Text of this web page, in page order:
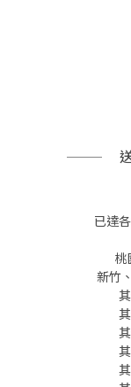
已達
桃
新竹